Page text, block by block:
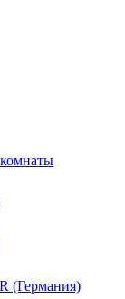
(Германия)